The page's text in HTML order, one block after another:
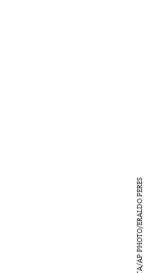
SITA/AP PHOTO/ERALDO PERES